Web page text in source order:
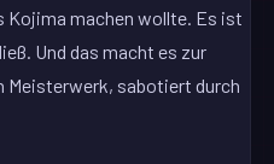
Kojima machen wollte. Es ist
Und das macht es zur
Meisterwerk, sabotiert durch